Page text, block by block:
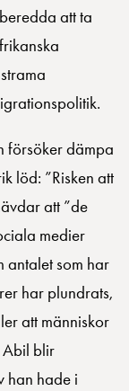
att ta
försöker dämpa
löd: ”Risken att
att ”de
medier
antalet som har
har plundrats,
att människor
Abil blir
han hade i